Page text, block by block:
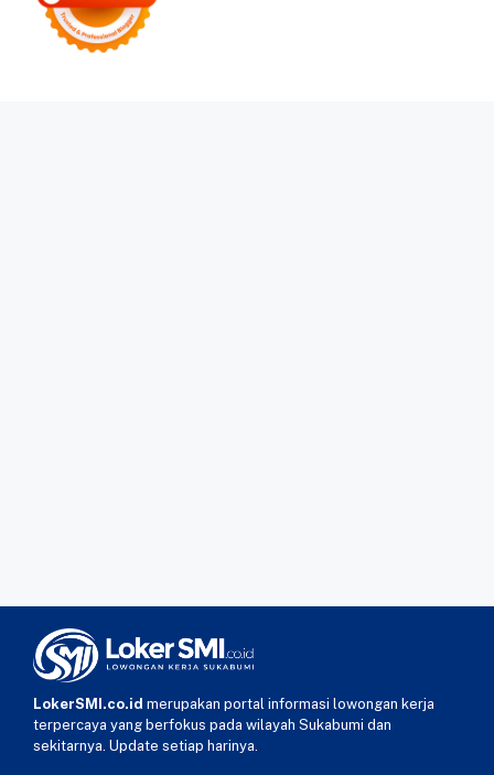
LokerSMI.co.id merupakan portal informasi lowongan kerja
terpercaya yang berfokus pada wilayah Sukabumi dan
sekitarnya. Update setiap harinya.